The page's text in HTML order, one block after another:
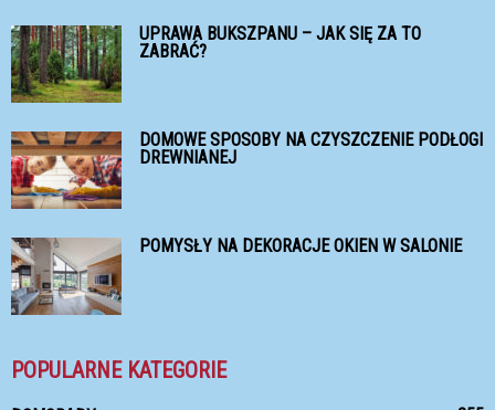
UPRAWA BUKSZPANU – JAK SIĘ ZA TO
ZABRAĆ?
DOMOWE SPOSOBY NA CZYSZCZENIE PODŁOGI
DREWNIANEJ
POMYSŁY NA DEKORACJE OKIEN W SALONIE
POPULARNE KATEGORIE